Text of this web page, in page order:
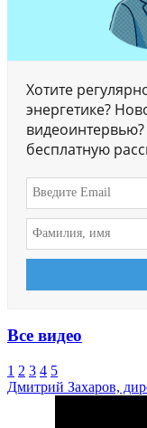
Хотите
энергетике?
бесплатную
Все видео
1 2 3 4 5
Дмитрий Захаров,